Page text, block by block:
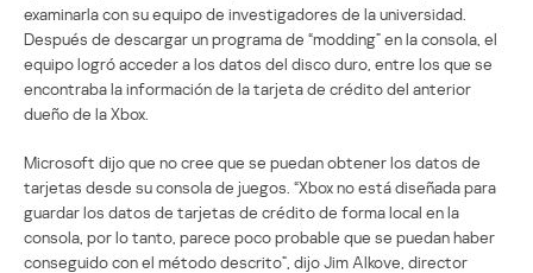
examinarla con su equipo de investigadores de la universidad.
Después de descargar un programa de “modding” en la consola, el
equipo logró acceder a los datos del disco duro, entre los que se
encontraba la información de la tarjeta de crédito del anterior
dueño de la Xbox.
Microsoft dijo que no cree que se puedan obtener los datos de
tarjetas desde su consola de juegos. “Xbox no está diseñada para
guardar los datos de tarjetas de crédito de forma local en la
consola, por lo tanto, parece poco probable que se puedan haber
conseguido con el método descrito”, dijo Jim Alkove, director